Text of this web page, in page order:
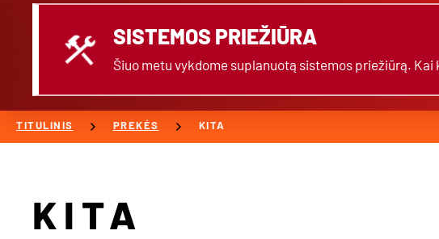
construction SISTEMOS PRIEŽIŪRA
Šiuo metu vykdome suplanuotą sistemos priežiūrą.
TITULINIS chevron_right PREKĖS chevron_right KITA
KITA